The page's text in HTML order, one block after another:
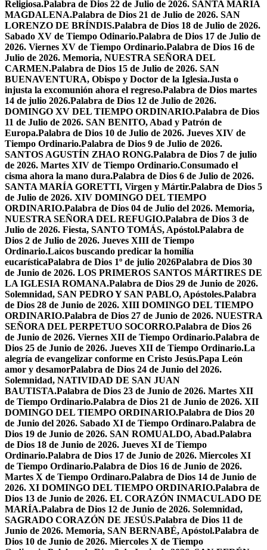
Religiosa.Palabra de Dios 22 de Julio de 2026. SANTA MARÍA
MAGDALENA.Palabra de Dios 21 de Julio de 2026. SAN
LORENZO DE BRÍNDIS.Palabra de Dios 18 de Julio de 2026.
Sabado XV de Tiempo Odinario.Palabra de Dios 17 de Julio de
2026. Viernes XV de Tiempo Ordinario.Palabra de Dios 16 de
Julio de 2026. Memoria, NUESTRA SEÑORA DEL
CARMEN.Palabra de Dios 15 de Julio de 2026. SAN
BUENAVENTURA, Obispo y Doctor de la Iglesia.Justa o
injusta la excomunión ahora el regreso.Palabra de Dios martes
14 de julio 2026.Palabra de Dios 12 de Julio de 2026.
DOMINGO XV DEL TIEMPO ORDINARIO.Palabra de Dios
11 de Julio de 2026. SAN BENITO, Abad y Patrón de
Europa.Palabra de Dios 10 de Julio de 2026. Jueves XIV de
Tiempo Ordinario.Palabra de Dios 9 de Julio de 2026.
SANTOS AGUSTÍN ZHAO RONG.Palabra de Dios 7 de julio
de 2026. Martes XIV de Tiempo Ordinario.Consumado el
cisma ahora la mano dura.Palabra de Dios 6 de Julio de 2026.
SANTA MARÍA GORETTI, Virgen y Mártir.Palabra de Dios 5
de Julio de 2026. XIV DOMINGO DEL TIEMPO
ORDINARIO.Palabra de Dios 04 de Julio del 2026. Memoria,
NUESTRA SEÑORA DEL REFUGIO.Palabra de Dios 3 de
Julio de 2026. Fiesta, SANTO TOMÁS, Apóstol.Palabra de
Dios 2 de Julio de 2026. Jueves XIII de Tiempo
Ordinario.Laicos buscando predicar la homilía
eucarísticaPalabra de Dios 1º de julio 2026Palabra de Dios 30
de Junio de 2026. LOS PRIMEROS SANTOS MÁRTIRES DE
LA IGLESIA ROMANA.Palabra de Dios 29 de Junio de 2026.
Solemnidad, SAN PEDRO Y SAN PABLO, Apóstoles.Palabra
de Dios 28 de Junio de 2026. XIII DOMINGO DEL TIEMPO
ORDINARIO.Palabra de Dios 27 de Junio de 2026. NUESTRA
SEÑORA DEL PERPETUO SOCORRO.Palabra de Dios 26
de Junio de 2026. Viernes XII de Tiempo Ordinario.Palabra de
Dios 25 de Junio de 2026. Jueves XII de Tiempo Ordinario.La
alegría de evangelizar conforme en Cristo Jesús.Papa León
amor y desamorPalabra de Dios 24 de Junio del 2026.
Solemnidad, NATIVIDAD DE SAN JUAN
BAUTISTA.Palabra de Dios 23 de Junio de 2026. Martes XII
de Tiempo Ordinario.Palabra de Dios 21 de Junio de 2026. XII
DOMINGO DEL TIEMPO ORDINARIO.Palabra de Dios 20
de Junio del 2026. Sabado XI de Tiempo Ordinaro.Palabra de
Dios 19 de Junio de 2026. SAN ROMUALDO, Abad.Palabra
de Dios 18 de Junio de 2026. Jueves XI de Tiempo
Ordinario.Palabra de Dios 17 de Junio de 2026. Miercoles XI
de Tiempo Ordinario.Palabra de Dios 16 de Junio de 2026.
Martes X de Tiempo Ordinaro.Palabra de Dios 14 de Junio de
2026. XI DOMINGO DEL TIEMPO ORDINARIO.Palabra de
Dios 13 de Junio de 2026. EL CORAZÓN INMACULADO DE
MARÍA.Palabra de Dios 12 de Junio de 2026. Solemnidad,
SAGRADO CORAZÓN DE JESÚS.Palabra de Dios 11 de
Junio de 2026. Memoria, SAN BERNABÉ, Apóstol.Palabra de
Dios 10 de Junio de 2026. Miercoles X de Tiempo